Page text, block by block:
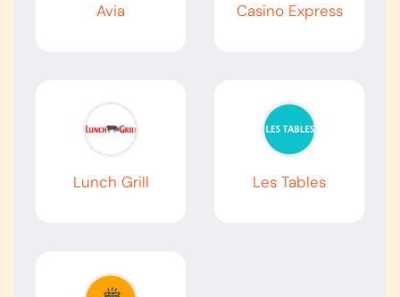
Avia Casino Express
Lunch Grill Les Tables